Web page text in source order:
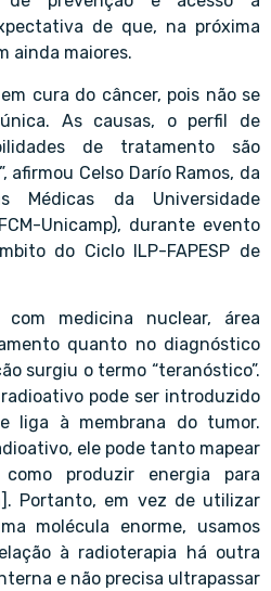
de que, na próxima
ainda maiores.
cura do câncer, pois não se
As causas, o perfil de
de tratamento são
afirmou Celso Darío Ramos, da
Médicas da Universidade
Unicamp), durante evento
do Ciclo ILP-FAPESP de
com medicina nuclear, área
quanto no diagnóstico
surgiu o termo “teranóstico”.
pode ser introduzido
liga à membrana do tumor.
ele pode tanto mapear
produzir energia para
Portanto, em vez de utilizar
molécula enorme, usamos
à radioterapia há outra
e não precisa ultrapassar